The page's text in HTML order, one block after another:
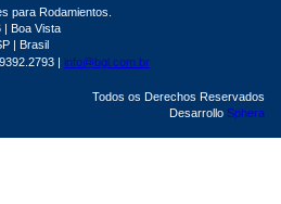
para Rodamientos.
| Boa Vista
| Brasil
| info@bgl.com.br
Todos os Derechos Reservados
Desarrollo Sphera